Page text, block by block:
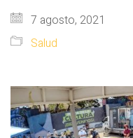
7 agosto, 2021
Salud